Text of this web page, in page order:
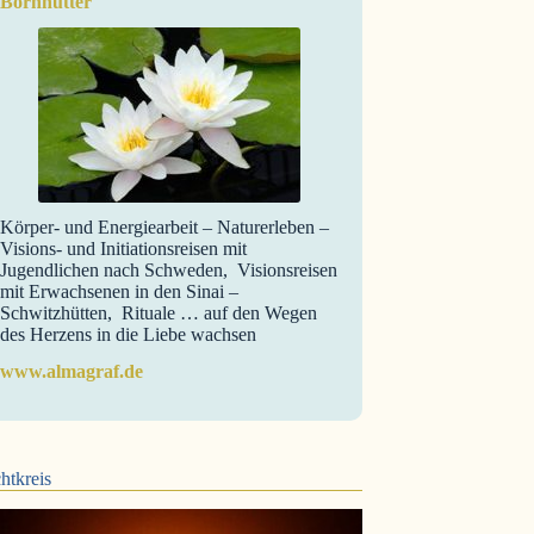
Körper- und Energiearbeit – Naturerleben –
Visions- und Initiationsreisen mit
Jugendlichen nach Schweden, Visionsreisen
mit Erwachsenen in den Sinai –
Schwitzhütten, Rituale … auf den Wegen
des Herzens in die Liebe wachsen
www.almagraf.de